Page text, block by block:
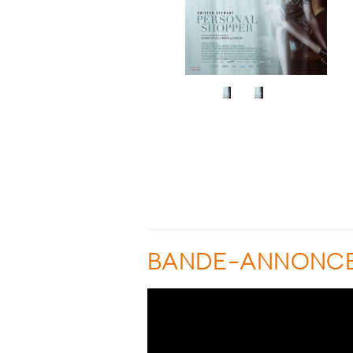
BANDE-